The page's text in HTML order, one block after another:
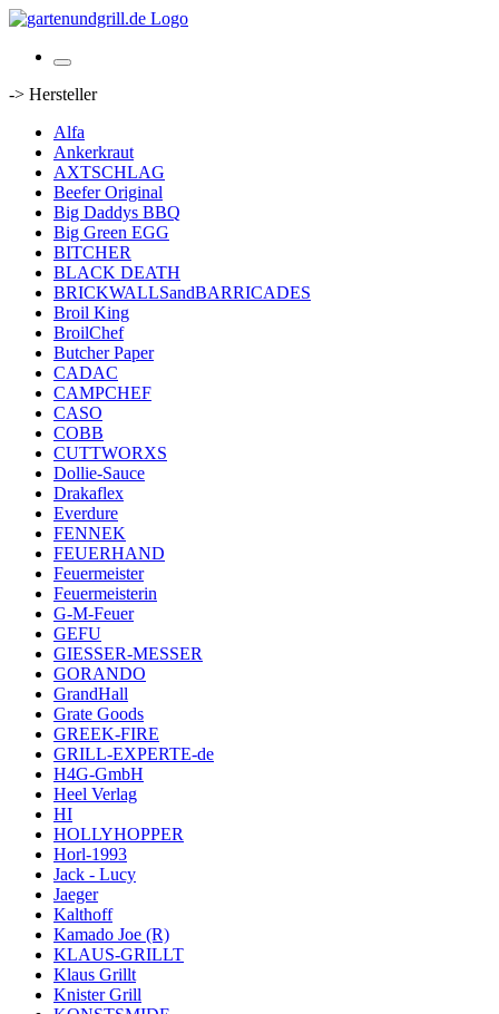
-> Hersteller
Alfa
Ankerkraut
AXTSCHLAG
Beefer Original
Big Daddys BBQ
Big Green EGG
BITCHER
BLACK DEATH
BRICKWALLSandBARRICADES
Broil King
BroilChef
Butcher Paper
CADAC
CAMPCHEF
CASO
COBB
CUTTWORXS
Dollie-Sauce
Drakaflex
Everdure
FENNEK
FEUERHAND
Feuermeister
Feuermeisterin
G-M-Feuer
GEFU
GIESSER-MESSER
GORANDO
GrandHall
Grate Goods
GREEK-FIRE
GRILL-EXPERTE-de
H4G-GmbH
Heel Verlag
HI
HOLLYHOPPER
Horl-1993
Jack - Lucy
Jaeger
Kalthoff
Kamado Joe (R)
KLAUS-GRILLT
Klaus Grillt
Knister Grill